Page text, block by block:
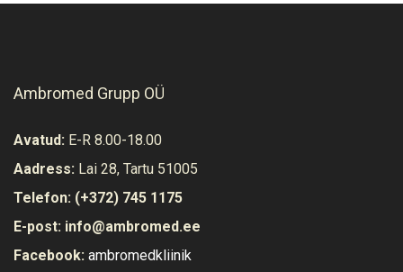
Ambromed Grupp OÜ
Avatud: E-R 8.00-18.00
Aadress: Lai 28, Tartu 51005
Telefon: (+372) 745 1175
E-post: info@ambromed.ee
Facebook: ambromedkliinik